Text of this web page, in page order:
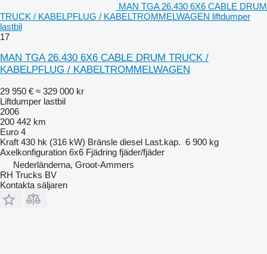
MAN TGA 26.430 6X6 CABLE DRUM
TRUCK / KABELPFLUG / KABELTROMMELWAGEN liftdumper
lastbil
17
MAN TGA 26.430 6X6 CABLE DRUM TRUCK /
KABELPFLUG / KABELTROMMELWAGEN
29 950 € ≈ 329 000 kr
Liftdumper lastbil
2006
200 442 km
Euro 4
Kraft 430 hk (316 kW) Bränsle diesel Last.kap. 6 900 kg
Axelkonfiguration 6x6 Fjädring fjäder/fjäder
Nederländerna, Groot-Ammers
RH Trucks BV
Kontakta säljaren